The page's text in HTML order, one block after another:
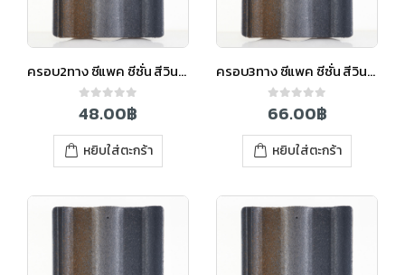
ครอบ2ทาง ซีแพค ซีซั่น สีวินเทอร์เกรย์
0out of 5
48.00฿
หยิบใส่ตะกร้า
ครอบ3ทาง ซีแพค ซีซั่น สีวินเทอร์เกรย์
0out of 5
66.00฿
หยิบใส่ตะกร้า